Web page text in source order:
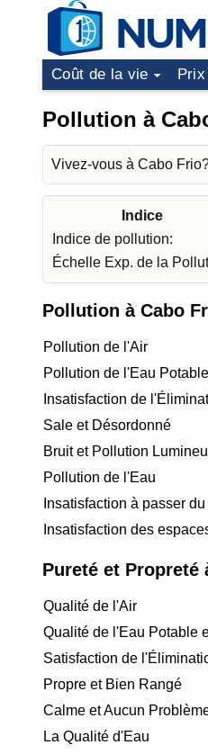
Coût de la vie
Pollution à
Vivez-vous à Cabo
Indice
Indice de pollution:
Échelle Exp. de la
Pollution à Cabo
Pollution de l'Air
Pollution de l'Eau
Insatisfaction de
Sale et Désordonné
Bruit et Pollution
Pollution de l'Eau
Insatisfaction à passer
Insatisfaction des
Pureté et Propreté
Qualité de l'Air
Qualité de l'Eau Potable
Satisfaction de
Propre et Bien Rangé
Calme et Aucun
La Qualité d'Eau